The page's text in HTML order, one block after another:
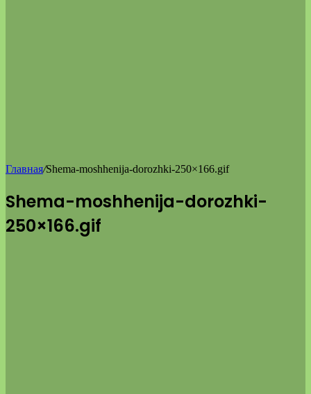
Главная/Shema-moshhenija-dorozhki-250×166.gif
Shema-moshhenija-dorozhki-
250×166.gif